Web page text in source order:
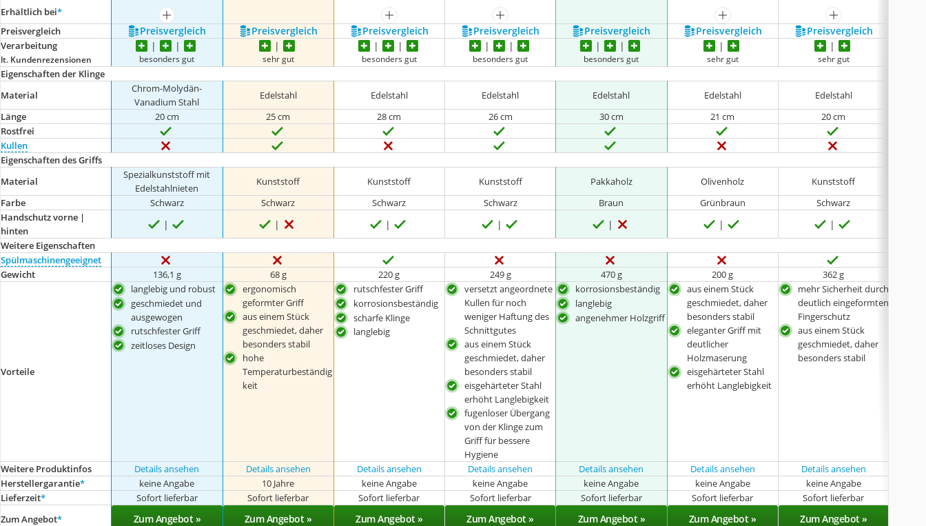
Erhältlich bei*
mehr anzeigen mehr anzeigen mehr anzeigen mehr anzeigen
mehr anzeigen
Preis­vergleich
Preis­vergleich Preis­vergleich Preis­vergleich Preis­vergleich Preis­vergleich Preis­vergleich Preis­vergleich
Verarbeitung
lt. Kundenrezensionen besonders gut sehr gut besonders gut besonders gut besonders gut sehr gut sehr gut
Eigenschaften der Klinge
Material
Chrom-Molydän-
Vanadium Stahl
Edelstahl Edelstahl Edelstahl Edelstahl Edelstahl
Edelstahl
Länge
20 cm 25 cm 28 cm 26 cm 30 cm 21 cm
20 cm
Rostfrei
Kullen
Eigenschaften des Griffs
Material
Spezialkunststoff mit
Edelstahlnieten
Kunststoff Kunststoff Kunststoff Pakkaholz Olivenholz Kunststoff
Farbe
Schwarz Schwarz Schwarz Schwarz Braun Grünbraun
Schwarz
Handschutz vorne |
hinten
Weitere Eigenschaften
Spülmaschinengeeignet
Gewicht
136,1 g 68 g 220 g 249 g 470 g 200 g 362 g
Vorteile
langlebig und robust
geschmiedet und
ausgewogen
rutschfester Griff
zeitloses Design
ergonomisch
geformter Griff
aus einem Stück
geschmiedet, daher
besonders stabil
hohe
Temperaturbeständig
keit
rutschfester Griff
korrosionsbeständig
scharfe Klinge
langlebig
versetzt angeordnete
Kullen für noch
weniger Haftung des
Schnittgutes
aus einem Stück
geschmiedet, daher
besonders stabil
eisgehärteter Stahl
erhöht Langlebigkeit
fugenloser Übergang
von der Klinge zum
Griff für bessere
Hygiene
korrosionsbeständig
langlebig
angenehmer Holzgriff
aus einem Stück
geschmiedet, daher
besonders stabil
eleganter Griff mit
deutlicher
Holzmaserung
eisgehärteter Stahl
erhöht Langlebigkeit
mehr Sicherheit durch
deutlich eingeformten
Fingerschutz
aus einem Stück
geschmiedet, daher
besonders stabil
Weitere Produktinfos Details ansehen Details ansehen Details ansehen Details ansehen Details ansehen Details ansehen Details ansehen
Herstellergarantie* keine Angabe 10 Jahre keine Angabe keine Angabe keine Angabe keine Angabe keine Angabe
Lieferzeit* Sofort lieferbar Sofort lieferbar Sofort lieferbar Sofort lieferbar Sofort lieferbar Sofort lieferbar Sofort lieferbar
Zum Angebot* Zum Angebot » Zum Angebot » Zum Angebot » Zum Angebot » Zum Angebot » Zum Angebot » Zum Angebot »